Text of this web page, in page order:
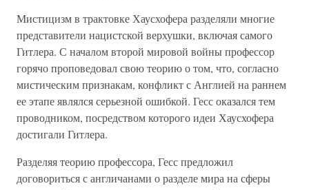
Мистицизм в трактовке Хаусхофера разделяли многие
представители нацистской верхушки, включая самого
Гитлера. С началом второй мировой войны профессор
горячо проповедовал свою теорию о том, что, согласно
мистическим признакам, конфликт с Англией на раннем
ее этапе являлся серьезной ошибкой. Гесс оказался тем
проводником, посредством которого идеи Хаусхофера
достигали Гитлера.
Разделяя теорию профессора, Гесс предложил
договориться с англичанами о разделе мира на сферы